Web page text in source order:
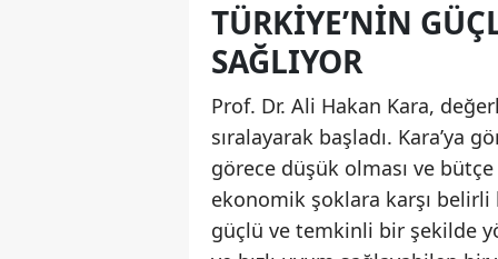
TÜRKIYE’NIN
SAĞLIYOR
Prof. Dr. Ali Hakan Kara,
sıralayarak başladı. Kara’ya
görece düşük olması ve bütçe
ekonomik şoklara karşı belirli
güçlü ve temkinli bir şekilde